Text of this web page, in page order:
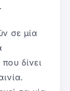
σε μία
δίνει